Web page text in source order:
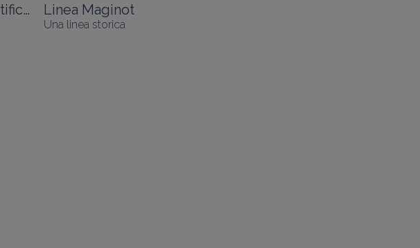
L'itinerario dei castelli e delle città fortificate Linea Maginot
Una linea storica